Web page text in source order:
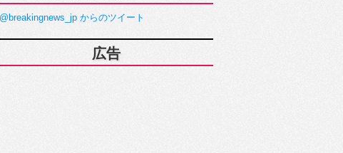
@breakingnews_jp からのツイート
広告